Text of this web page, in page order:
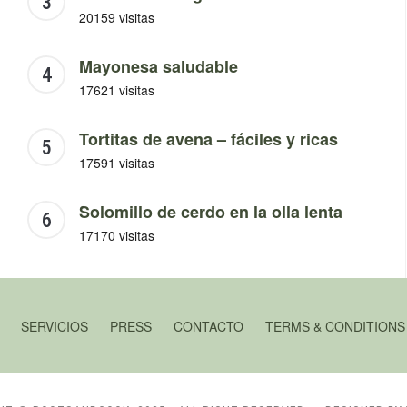
20159 visitas
Mayonesa saludable
17621 visitas
Tortitas de avena – fáciles y ricas
17591 visitas
Solomillo de cerdo en la olla lenta
17170 visitas
SERVICIOS PRESS CONTACTO TERMS & CONDITIONS